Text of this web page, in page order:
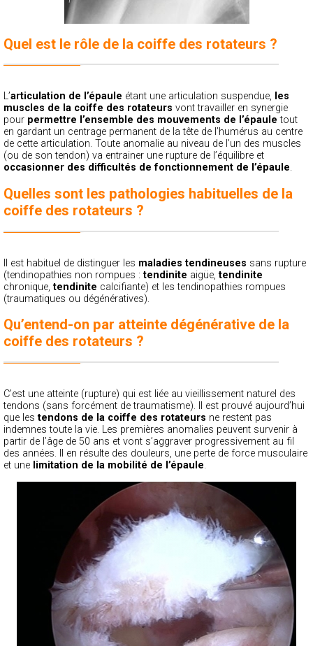
Quel est le rôle de la coiffe des rotateurs ?
L’articulation de l’épaule étant une articulation suspendue, les
muscles de la coiffe des rotateurs vont travailler en synergie
pour permettre l’ensemble des mouvements de l’épaule tout
en gardant un centrage permanent de la tête de l’humérus au centre
de cette articulation. Toute anomalie au niveau de l’un des muscles
(ou de son tendon) va entrainer une rupture de l’équilibre et
occasionner des difficultés de fonctionnement de l’épaule.
Quelles sont les pathologies habituelles de la
coiffe des rotateurs ?
Il est habituel de distinguer les maladies tendineuses sans rupture
(tendinopathies non rompues :tendinite aigüe,tendinite
chronique,tendinite calcifiante) et les tendinopathies rompues
(traumatiques ou dégénératives).
Qu’entend-on par atteinte dégénérative de la
coiffe des rotateurs ?
C’est une atteinte (rupture) qui est liée au vieillissement naturel des
tendons (sans forcément de traumatisme). Il est prouvé aujourd’hui
que lestendons de la coiffe des rotateurs ne restent pas
indemnes toute la vie. Les premières anomalies peuvent survenir à
partir de l’âge de 50 ans et vont s’aggraver progressivement au fil
des années. Il en résulte des douleurs, une perte de force musculaire
et une limitation de la mobilité de l’épaule.